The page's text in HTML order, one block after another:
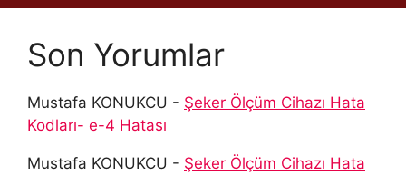
Son Yorumlar
Mustafa KONUKCU - Şeker Ölçüm Cihazı Hata
Kodları- e-4 Hatası
Mustafa KONUKCU - Şeker Ölçüm Cihazı Hata